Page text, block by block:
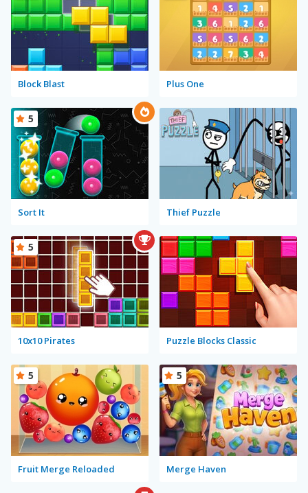
Block Blast Plus One
Sort It
5
Thief Puzzle
10x10 Pirates
5
Puzzle Blocks Classic
Fruit Merge Reloaded
5
Merge Haven
5